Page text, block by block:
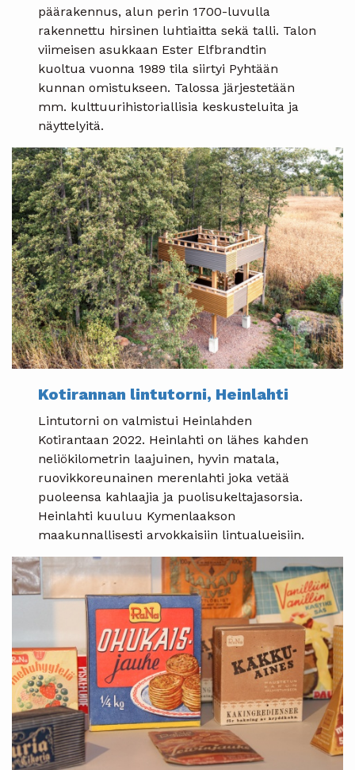
päärakennus, alun perin 1700-luvulla
rakennettu hirsinen luhtiaitta sekä talli. Talon
viimeisen asukkaan Ester Elfbrandtin
kuoltua vuonna 1989 tila siirtyi Pyhtään
kunnan omistukseen. Talossa järjestetään
mm. kulttuurihistoriallisia keskusteluita ja
näyttelyitä.
Kotirannan lintutorni, Heinlahti
Lintutorni on valmistui Heinlahden
Kotirantaan 2022. Heinlahti on lähes kahden
neliökilometrin laajuinen, hyvin matala,
ruovikkoreunainen merenlahti joka vetää
puoleensa kahlaajia ja puolisukeltajasorsia.
Heinlahti kuuluu Kymenlaakson
maakunnallisesti arvokkaisiin lintualueisiin.